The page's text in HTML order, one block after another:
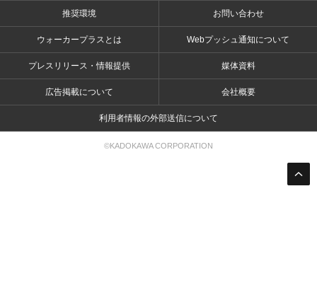
推奨環境 お問い合わせ
ウォーカープラスとは Webプッシュ通知について
プレスリリース・情報提供 媒体資料
広告掲載について 会社概要
利用者情報の外部送信について
©KADOKAWA CORPORATION